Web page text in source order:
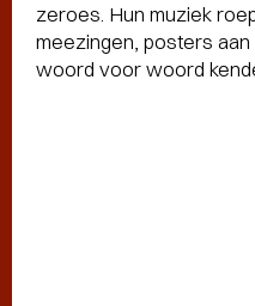
zeroes. Hun muziek
meezingen, posters
woord voor woord